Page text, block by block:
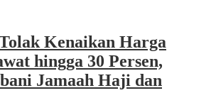
Kenaikan Harga
hingga 30 Persen,
Jamaah Haji dan